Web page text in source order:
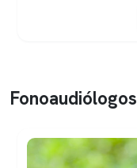
Fonoaudiólogos